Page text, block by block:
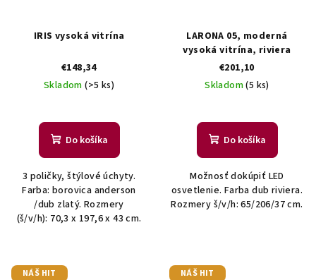
IRIS vysoká vitrína
€148,34
Skladom(>5 ks)
Do košíka
3 poličky, štýlové úchyty.
Farba: borovica anderson
/dub zlatý. Rozmery
(š/v/h): 70,3 x 197,6 x 43 cm.
LARONA 05, moderná
vysoká vitrína, riviera
€201,10
Skladom(5 ks)
Do košíka
Možnosť dokúpiť LED
osvetlenie. Farba dub riviera.
Rozmery š/v/h: 65/206/37 cm.
NÁŠ HIT NÁŠ HIT